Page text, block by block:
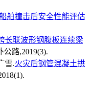
舶撞击后安全性能评估
长联波形钢腹板连续梁
公路,2019(3).
雪.火灾后钢管混凝土拱